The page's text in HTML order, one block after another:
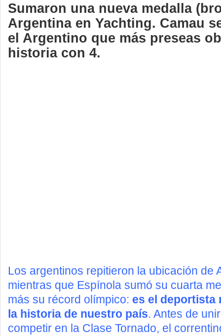
Sumaron una nueva medalla
Argentina en Yachting. Camau
el Argentino que más preseas
historia con 4.
Los argentinos repitieron la ubicación de
mientras que Espínola sumó su cuarta
más su récord olímpico: es el deportista
la historia de nuestro país. Antes de
competir en la Clase Tornado, el